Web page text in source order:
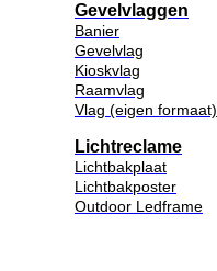
Gevelvlaggen
Banier
Gevelvlag
Kioskvlag
Raamvlag
Vlag (eigen formaat)
Lichtreclame
Lichtbakplaat
Lichtbakposter
Outdoor Ledframe